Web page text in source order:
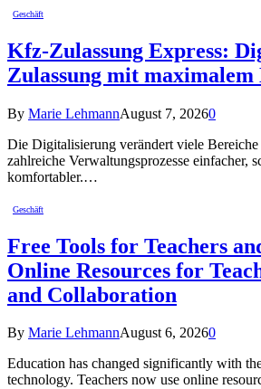
Geschäft
Kfz-Zulassung Express:
Zulassung mit
By Marie LehmannAugust 7, 20260
Die Digitalisierung verändert viele
zahlreiche Verwaltungsprozesse einfacher,
komfortabler.…
Geschäft
Free Tools for Teachers
Online Resources for
and Collaboration
By Marie LehmannAugust 6, 20260
Education has changed significantly with
technology. Teachers now use online